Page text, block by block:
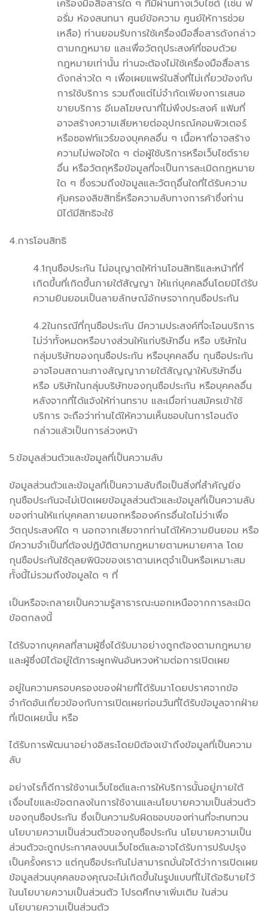
เครื่องมือสื่อสารใด ๆ ที่มีผ่านทางเว็บไซต์ (เช่น ฟ
อรั่ม ห้องสนทนา ศูนย์ข้อความ ศูนย์ให้การช่วย
เหลือ) ท่านยอมรับการใช้เครื่องมือสื่อสารดังกล่าว
ตามกฎหมาย และเพื่อวัตถุประสงค์ที่ชอบด้วย
กฎหมายเท่านั้น ท่านจะต้องไม่ใช้เครื่องมือสื่อสาร
ดังกล่าวใด ๆ เพื่อเผยแพร่ในสิ่งที่ไม่เกี่ยวข้องกับ
การใช้บริการ รวมถึงแต่ไม่จำกัดเพียงการเสนอ
ขายบริการ อีเมลโฆษณาที่ไม่พึงประสงค์ แฟ้มที่
อาจสร้างความเสียหายต่ออุปกรณ์คอมพิวเตอร์
หรือซอฟท์แวร์ของบุคคลอื่น ๆ เนื้อหาที่อาจสร้าง
ความไม่พอใจใด ๆ ต่อผู้ใช้บริการหรือเว็บไซต์ราย
อื่น หรือวัตถุหรือข้อมูลที่จะเป็นการละเมิดกฎหมาย
ใด ๆ ซึ่งรวมถึงข้อมูลและวัตถุอื่นใดที่ได้รับความ
คุ้มครองลิขสิทธิ์หรือความลับทางการค้าซึ่งท่าน
มิได้มีสิทธิจะใช้
4.การโอนสิทธิ
4.1กุนซือประกัน ไม่อนุญาตให้ท่านโอนสิทธิและหน้าที่ที่
เกิดขึ้นที่เกิดขึ้นภายใต้สัญญา ให้แก่บุคคลอื่นโดยมิได้รับ
ความยินยอมเป็นลายลักษณ์อักษรจากกุนซือประกัน
4.2ในกรณีที่กุนซือประกัน มีความประสงค์ที่จะโอนบริการ
ไม่ว่าทั้งหมดหรือบางส่วนให้แก่บริษัทอื่น หรือ บริษัทใน
กลุ่มบริษัทของกุนซือประกัน หรือบุคคลอื่น กุนซือประกัน
อาจโอนสถานะทางสัญญาภายใต้สัญญาให้บริษัทอื่น
หรือ บริษัทในกลุ่มบริษัทของกุนซือประกัน หรือบุคคลอื่น
หลังจากที่ได้แจ้งให้ท่านทราบ และเมื่อท่านสมัครเข้าใช้
บริการ จะถือว่าท่านได้ให้ความเห็นชอบในการโอนดัง
กล่าวแล้วเป็นการล่วงหน้า
5.ข้อมูลส่วนตัวและข้อมูลที่เป็นความลับ
ข้อมูลส่วนตัวและข้อมูลที่เป็นความลับถือเป็นสิ่งที่สำคัญยิ่ง
กุนซือประกันจะไม่เปิดเผยข้อมูลส่วนตัวและข้อมูลที่เป็นความลับ
ของท่านให้แก่บุคคลภายนอกหรือองค์กรอื่นใดไม่ว่าเพื่อ
วัตถุประสงค์ใด ๆ นอกจากเสียจากท่านได้ให้ความยินยอม หรือ
มีความจำเป็นที่ต้องปฏิบัติตามกฎหมายตามหมายศาล โดย
กุนซือประกันใช้ดุลยพินิจของเราตามเหตุจำเป็นหรือเหมาะสม
ทั้งนี้ไม่รวมถึงข้อมูลใด ๆ ที่
เป็นหรือจะกลายเป็นความรู้สาธารณะนอกเหนือจากการละเมิด
ข้อตกลงนี้
ได้รับจากบุคคลที่สามผู้ซึ่งได้รับมาอย่างถูกต้องตามกฎหมาย
และผู้ซึ่งมิได้อยู่ใต้ภาระผูกพันอันหวงห้ามต่อการเปิดเผย
อยู่ในความครอบครองของฝ่ายที่ได้รับมาโดยปราศจากข้อ
จำกัดอันเกี่ยวข้องกับการเปิดเผยก่อนวันที่ได้รับข้อมูลจากฝ่าย
ที่เปิดเผยนั้น หรือ
ได้รับการพัฒนาอย่างอิสระโดยมิต้องเข้าถึงข้อมูลที่เป็นความ
ลับ
อย่างไรก็ดีการใช้งานเว็บไซต์และการให้บริการนั้นอยู่ภายใต้
เงื่อนไขและข้อตกลงในการใช้งานและนโยบายความเป็นส่วนตัว
ของกุนซือประกัน ซึ่งเป็นความรับผิดชอบของท่านที่จะทบทวน
นโยบายความเป็นส่วนตัวของกุนซือประกัน นโยบายความเป็น
ส่วนตัวจะถูกประกาศลงบนเว็บไซต์และอาจได้รับการปรับปรุง
เป็นครั้งคราว แต่กุนซือประกันไม่สามารถมั่นใจได้ว่าการเปิดเผย
ข้อมูลส่วนบุคคลของคุณจะไม่เกิดขึ้นในรูปแบบที่ไม่ได้อธิบายไว้
ในนโยบายความเป็นส่วนตัว โปรดศึกษาเพิ่มเติม ในส่วน
นโยบายความเป็นส่วนตัว